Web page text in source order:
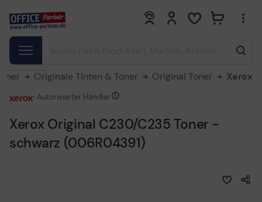
0 0
Originale Tinten & Toner Original Toner Xerox
Xerox Original C230/C235 Toner -
schwarz (006R04391)
Autorisierter Händler